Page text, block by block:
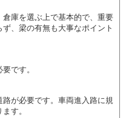
庫を選ぶ上で基本的で、重要
、梁の有無も大事なポイント
です。
が必要です。車両進入路に規
す。